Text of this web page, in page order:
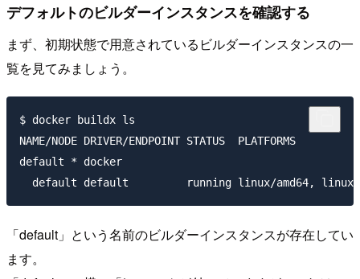
デフォルトのビルダーインスタンスを確認する
まず、初期状態で用意されているビルダーインスタンスの一
覧を見てみましょう。
$ docker buildx ls
NAME/NODE DRIVER/ENDPOINT STATUS  PLATFORMS
default * docker
「default」という名前のビルダーインスタンスが存在してい
ます。